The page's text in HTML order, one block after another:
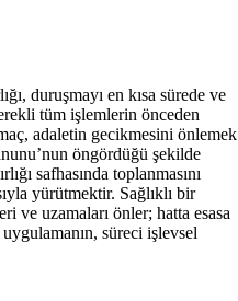
duruşmayı en kısa sürede ve
tüm işlemlerin önceden
adaletin gecikmesini önlemek
öngördüğü şekilde
safhasında toplanmasını
yürütmektir. Sağlıklı bir
ve uzamaları önler; hatta esasa
süreci işlevsel